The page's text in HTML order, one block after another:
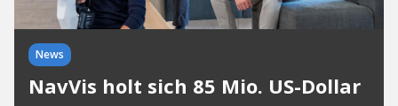
News
NavVis holt sich 85 Mio. US-Dollar